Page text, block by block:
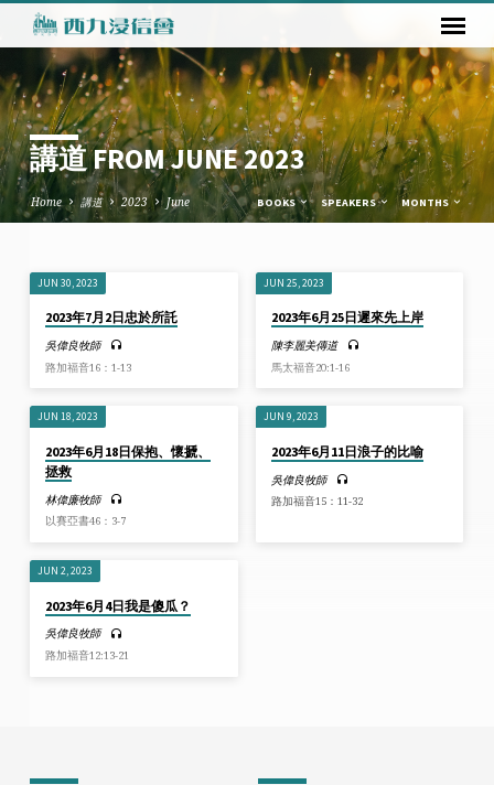
講道 FROM JUNE 2023
Home 講道 2023 June BOOKS SPEAKERS MONTHS
講
道
FROM
JUNE
2023
JUN 30, 2023
2023年7月2日忠於所託
吳偉良牧師
路加福音16：1-13
JUN 25, 2023
2023年6月25日遲來先上岸
陳李麗美傳道
馬太福音20:1-16
JUN 18, 2023
2023年6月18日保抱、懷搋、
拯救
林偉廉牧師
以賽亞書46：3-7
JUN 9, 2023
2023年6月11日浪子的比喻
吳偉良牧師
路加福音15：11-32
JUN 2, 2023
2023年6月4日我是傻瓜？
吳偉良牧師
路加福音12:13-21